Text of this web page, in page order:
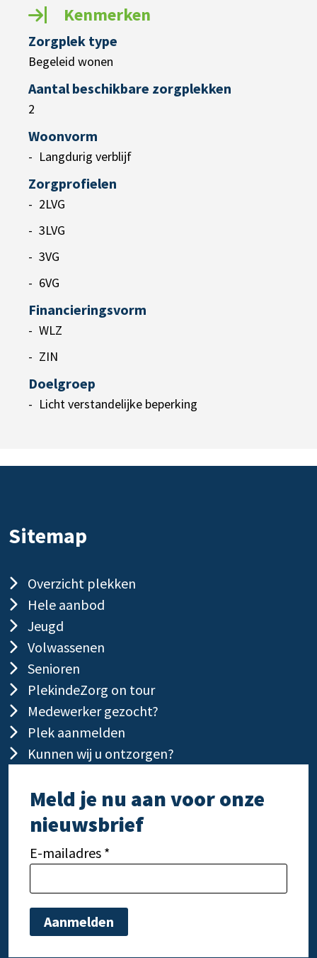
Kenmerken
Zorgplek type
Begeleid wonen
Aantal beschikbare zorgplekken
2
Woonvorm
Langdurig verblijf
Zorgprofielen
2LVG
3LVG
3VG
6VG
Financieringsvorm
WLZ
ZIN
Doelgroep
Licht verstandelijke beperking
Sitemap
Overzicht plekken
Hele aanbod
Jeugd
Volwassenen
Senioren
PlekindeZorg on tour
Medewerker gezocht?
Plek aanmelden
Kunnen wij u ontzorgen?
Meld je nu aan voor onze
nieuwsbrief
E-mailadres *